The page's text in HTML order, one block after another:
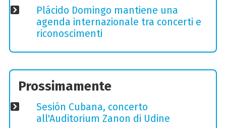
Plácido Domingo mantiene una
agenda internazionale tra concerti e
riconoscimenti
Prossimamente
Sesión Cubana, concerto
all'Auditorium Zanon di Udine